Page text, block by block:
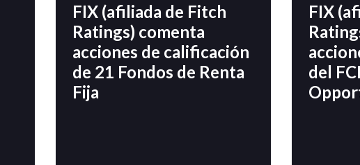
FIX (afiliada de Fitch
Ratings) comenta
acciones de calificación
de 21 Fondos de Renta
Fija
FIX
del